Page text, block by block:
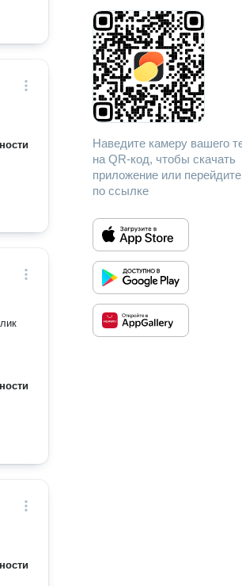
Наведите камеру вашего
на QR-код, чтобы скачать
приложение или перейдите
по ссылке